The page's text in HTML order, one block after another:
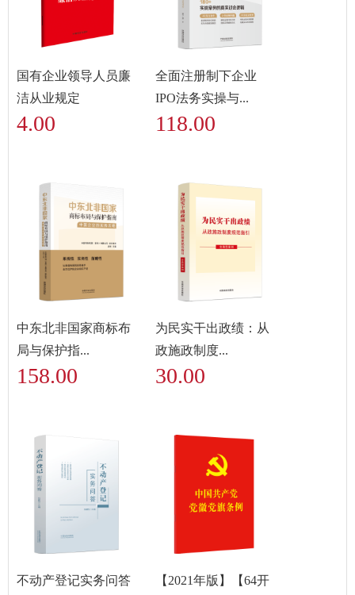
国有企业领导人员廉
洁从业规定
4.00
全面注册制下企业
IPO法务实操与...
118.00
中东北非国家商标布
局与保护指...
158.00
为民实干出政绩：从
政施政制度...
30.00
不动产登记实务问答
【2021年版】【64开